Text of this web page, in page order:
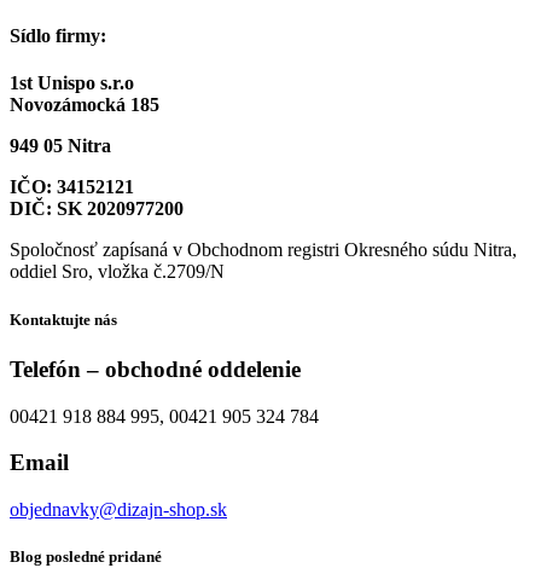
Sídlo firmy:
1st Unispo s.r.o
Novozámocká 185
949 05 Nitra
IČO: 34152121
DIČ: SK 2020977200
Spoločnosť zapísaná v Obchodnom registri Okresného súdu Nitra,
oddiel Sro, vložka č.2709/N
Kontaktujte nás
Telefón – obchodné oddelenie
00421 918 884 995, 00421 905 324 784
Email
objednavky@dizajn-shop.sk
Blog posledné pridané